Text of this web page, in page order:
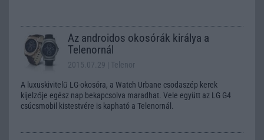
Az androidos okosórák királya a
Telenornál
2015.07.29 | Telenor
A luxuskivitelű LG-okosóra, a Watch Urbane csodaszép kerek
kijelzője egész nap bekapcsolva maradhat. Vele együtt az LG G4
csúcsmobil kistestvére is kapható a Telenornál.